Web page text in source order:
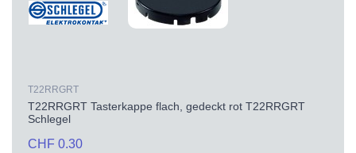
T22RRGRT
T22RRGRT Tasterkappe flach, gedeckt rot T22RRGRT
Schlegel
CHF 0.30